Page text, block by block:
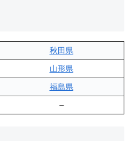
秋田県
山形県
福島県
–